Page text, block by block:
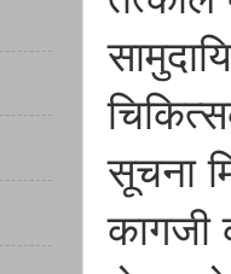
सूचना
कागजी